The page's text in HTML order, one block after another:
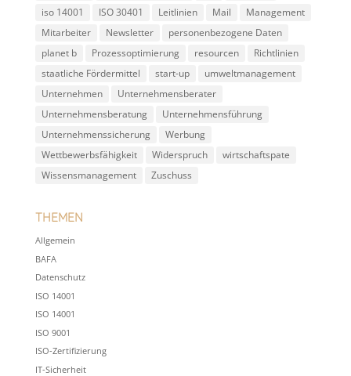
iso 14001
ISO 30401 Leitlinien Mail
Management
Mitarbeiter
Newsletter
personenbezogene Daten
planet b
Prozessoptimierung resourcen
Richtlinien
staatliche Fördermittel
start-up
umweltmanagement
Unternehmen
Unternehmensberater
Unternehmensberatung
Unternehmensführung
Unternehmenssicherung
Werbung
Wettbewerbsfähigkeit
Widerspruch
wirtschaftspate
Wissensmanagement
Zuschuss
Themen
Allgemein
BAFA
Datenschutz
ISO 14001
ISO 14001
ISO 9001
ISO-Zertifizierung
IT-Sicherheit